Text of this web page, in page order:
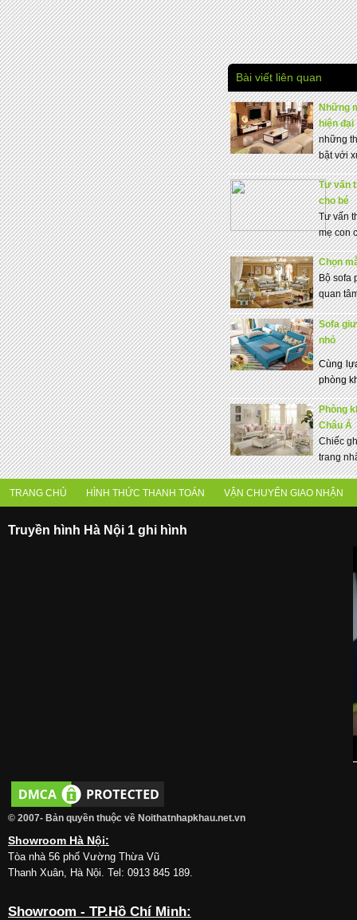
Bài viết liên quan
Những
hiện đại
những
bật với
Tư vấn
cho bé
Tư vấn
mẹ con
Chọn
Bộ sofa
quan
Sofa
nhỏ
Cùng
phòng
Phòng
Châu Á
Chiếc
trang
TRANG CHỦ HÌNH THỨC THANH TOÁN VẬN CHUYỂN GIAO NHẬN
Truyền hình Hà Nội 1 ghi hình
© 2007- Bản quyền thuộc về Noithatnhapkhau.net.vn
Showroom Hà Nội:
Tòa nhà 56 phố Vường Thừa Vũ
Thanh Xuân, Hà Nội. Tel: 0913 845 189.
Showroom - TP.Hồ Chí Minh: